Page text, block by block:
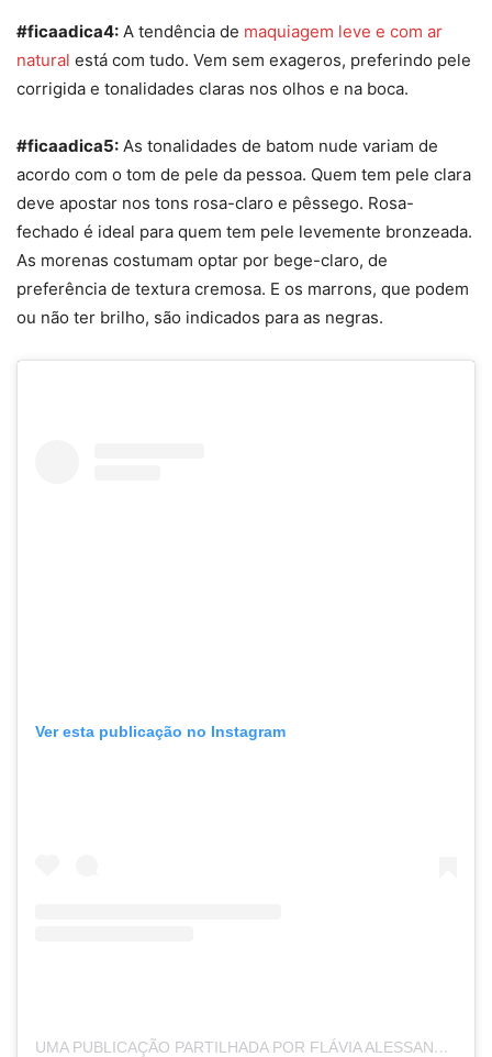
#ficaadica4: A tendência de maquiagem leve e com ar
natural está com tudo. Vem sem exageros, preferindo pele
corrigida e tonalidades claras nos olhos e na boca.
#ficaadica5: As tonalidades de batom nude variam de
acordo com o tom de pele da pessoa. Quem tem pele clara
deve apostar nos tons rosa-claro e pêssego. Rosa-
fechado é ideal para quem tem pele levemente bronzeada.
As morenas costumam optar por bege-claro, de
preferência de textura cremosa. E os marrons, que podem
ou não ter brilho, são indicados para as negras.
Ver esta publicação no Instagram
UMA PUBLICAÇÃO PARTILHADA POR FLÁVIA ALESSANDRA (@FLAVIAALESSANDRA)